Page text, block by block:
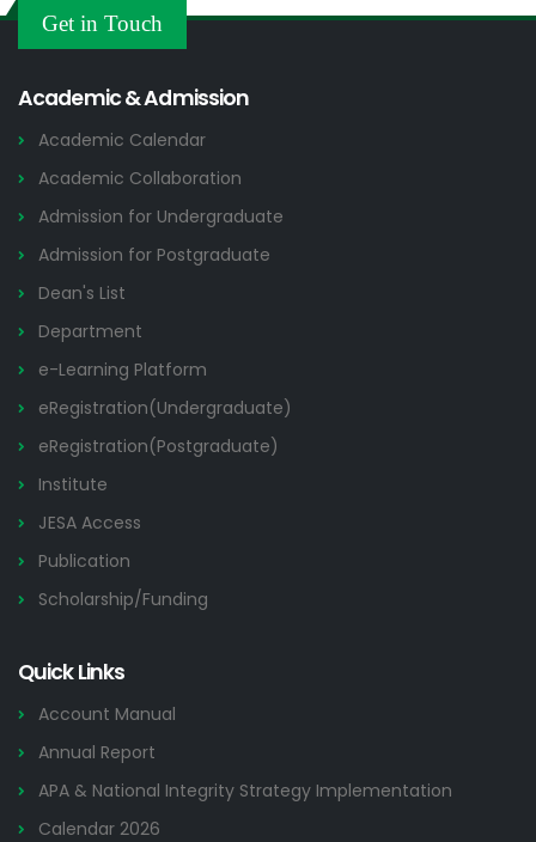
2026
Others
Get in Touch
Academic & Admission
Academic Calendar
Academic Collaboration
Admission for Undergraduate
Admission for Postgraduate
Dean's List
Department
e-Learning Platform
eRegistration(Undergraduate)
eRegistration(Postgraduate)
Institute
JESA Access
Publication
Scholarship/Funding
Quick Links
Account Manual
Annual Report
APA & National Integrity Strategy Implementation
Calendar 2026